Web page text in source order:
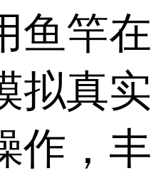
鱼竿在
拟真实
作，丰